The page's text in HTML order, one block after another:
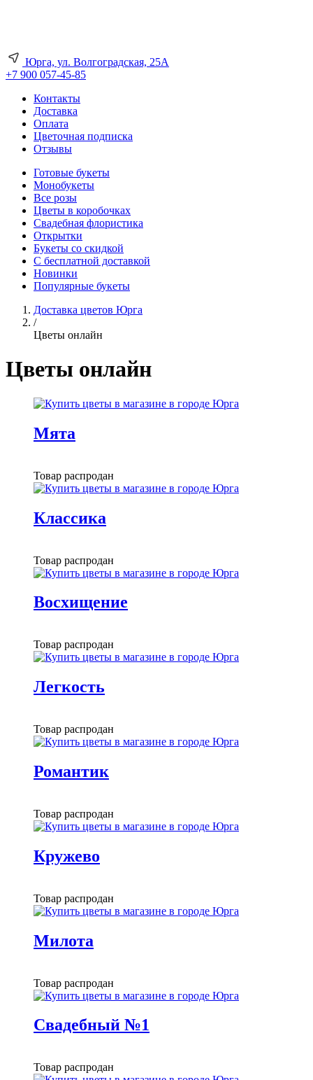
Юрга, ул. Волгоградская, 25А
+7 900 057-45-85
Контакты
Доставка
Оплата
Цветочная подписка
Отзывы
Готовые букеты
Монобукеты
Все розы
Цветы в коробочках
Свадебная флористика
Открытки
Букеты со скидкой
С бесплатной доставкой
Новинки
Популярные букеты
Доставка цветов Юрга
/
Цветы онлайн
Цветы онлайн
Мята
Товар распродан
Классика
Товар распродан
Восхищение
Товар распродан
Легкость
Товар распродан
Романтик
Товар распродан
Кружево
Товар распродан
Милота
Товар распродан
Свадебный №1
Товар распродан